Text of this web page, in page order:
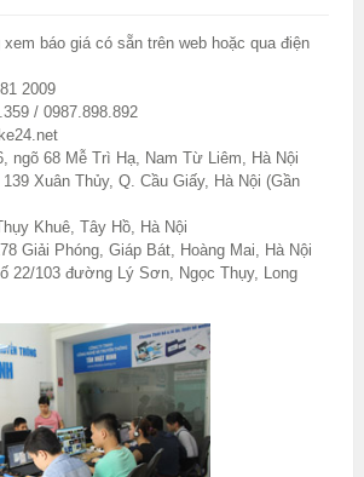
xem báo giá có sẵn trên web hoặc qua điện
2009
/ 0987.898.892
ngõ 68 Mễ Trì Hạ, Nam Từ Liêm, Hà Nội
Xuân Thủy, Q. Cầu Giấy, Hà Nội (Gần
Khuê, Tây Hồ, Hà Nội
Giải Phóng, Giáp Bát, Hoàng Mai, Hà Nội
22/103 đường Lý Sơn, Ngọc Thụy, Long